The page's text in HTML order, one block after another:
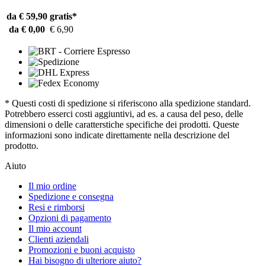
da € 59,90 gratis*
da € 0,00 € 6,90
* Questi costi di spedizione si riferiscono alla spedizione standard.
Potrebbero esserci costi aggiuntivi, ad es. a causa del peso, delle
dimensioni o delle caratterstiche specifiche dei prodotti. Queste
informazioni sono indicate direttamente nella descrizione del
prodotto.
Aiuto
Il mio ordine
Spedizione e consegna
Resi e rimborsi
Opzioni di pagamento
Il mio account
Clienti aziendali
Promozioni e buoni acquisto
Hai bisogno di ulteriore aiuto?